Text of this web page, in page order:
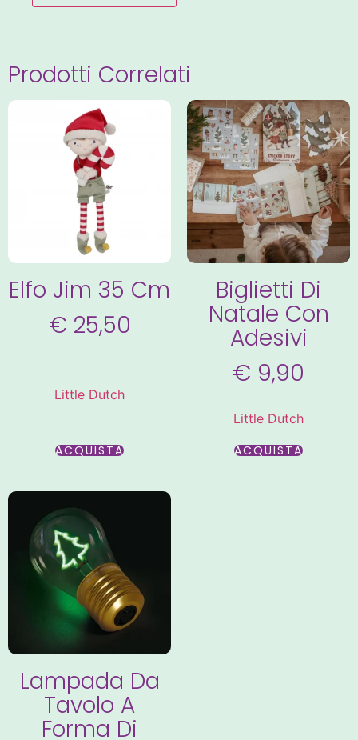
Prodotti Correlati
Elfo Jim 35 Cm
€ 25,50
Little Dutch
ACQUISTA
Biglietti Di
Natale Con
Adesivi
€ 9,90
Little Dutch
ACQUISTA
Lampada Da
Tavolo A
Forma Di